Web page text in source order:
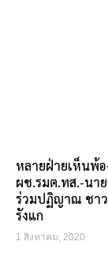
หลายฝ่ายเห็นพ้
ผช.รมต.ทส.-นา
ร่วมปฏิญาณ ชาว
รังแก
1 สิงหาคม, 2020